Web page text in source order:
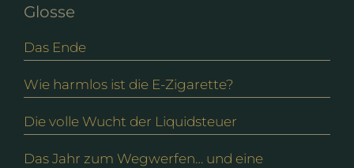
Glosse
Das Ende
Wie harmlos ist die E-Zigarette?
Die volle Wucht der Liquidsteuer
Das Jahr zum Wegwerfen… und eine